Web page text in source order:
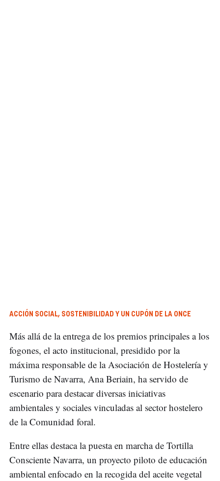
ACCIÓN SOCIAL, SOSTENIBILIDAD Y UN CUPÓN DE LA ONCE
Más allá de la entrega de los premios principales a los
fogones, el acto institucional, presidido por la
máxima responsable de la Asociación de Hostelería y
Turismo de Navarra, Ana Beriain, ha servido de
escenario para destacar diversas iniciativas
ambientales y sociales vinculadas al sector hostelero
de la Comunidad foral.
Entre ellas destaca la puesta en marcha de Tortilla
Consciente Navarra, un proyecto piloto de educación
ambiental enfocado en la recogida del aceite vegetal